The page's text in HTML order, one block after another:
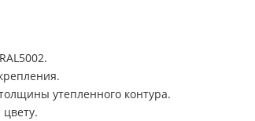
утепленного контура.